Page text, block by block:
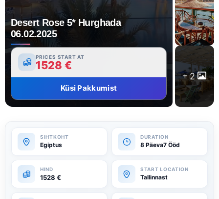
Desert Rose 5* Hurghada
06.02.2025
PRICES START AT
1528 €
Küsi Pakkumist
2
Egiptus 8 Päeva7 Ööd
1528 € Tallinnast